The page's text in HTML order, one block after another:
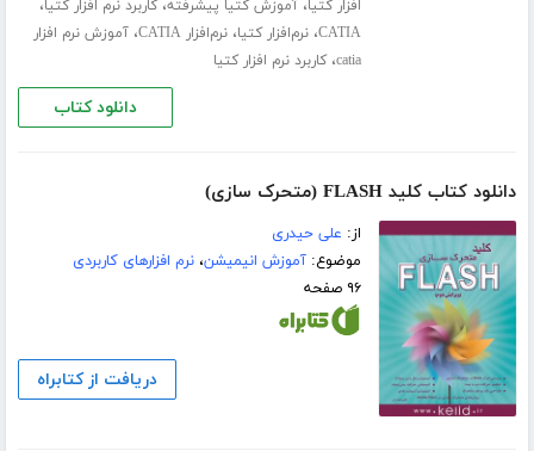
افزار کتیا، آموزش کتیا پیشرفته،کاربرد نرم افزار کتیا،
CATIA،نرم‌افزار کتیا،نرم‌افزار CATIA ،آموزش نرم افزار
catia،کاربرد نرم افزار کتیا
دانلود کتاب
دانلود کتاب کلید FLASH (متحرک سازی)
از: علی حیدری
موضوع:آموزش انیمیشن،نرم افزارهای کاربردی
۹۶ صفحه
دریافت از کتابراه